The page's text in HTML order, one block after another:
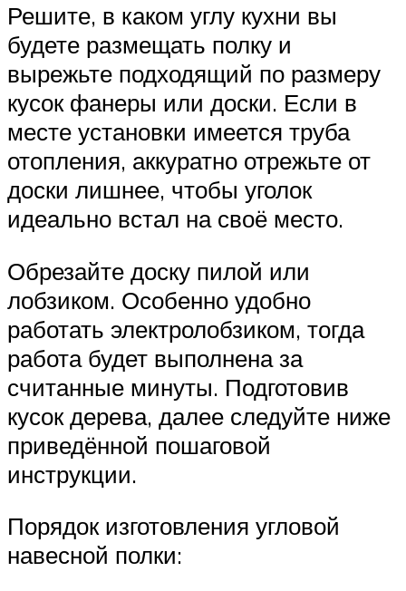
Решите, в каком углу кухни вы
будете размещать полку и
вырежьте подходящий по размеру
кусок фанеры или доски. Если в
месте установки имеется труба
отопления, аккуратно отрежьте от
доски лишнее, чтобы уголок
идеально встал на своё место.
Обрезайте доску пилой или
лобзиком. Особенно удобно
работать электролобзиком, тогда
работа будет выполнена за
считанные минуты. Подготовив
кусок дерева, далее следуйте ниже
приведённой пошаговой
инструкции.
Порядок изготовления угловой
навесной полки: